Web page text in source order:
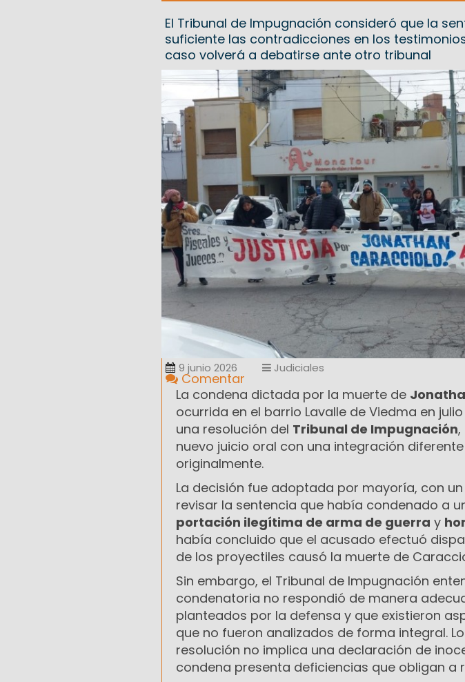
El Tribunal de Impugnación consideró que la
suficiente las contradicciones en los
caso volverá a debatirse ante otro tribunal
9 junio 2026 Judiciales
Comentar
La condena dictada por la muerte de
ocurrida en el barrio Lavalle de Viedma en
una resolución del Tribunal de Impugnación,
nuevo juicio oral con una integración
originalmente.
La decisión fue adoptada por mayoría, con
revisar la sentencia que había condenado a
portación ilegítima de arma de guerra y
había concluido que el acusado efectuó
de los proyectiles causó la muerte de
Sin embargo, el Tribunal de Impugnación
condenatoria no respondió de manera
planteados por la defensa y que existieron
que no fueron analizados de forma integral.
resolución no implica una declaración de
condena presenta deficiencias que obligan a